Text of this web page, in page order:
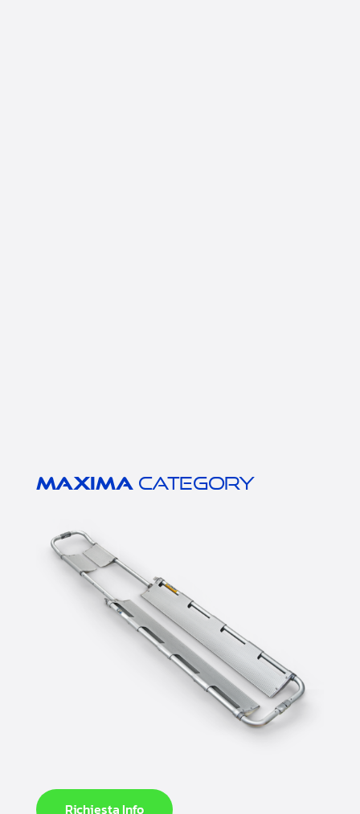
Maxima category
Richiesta Info